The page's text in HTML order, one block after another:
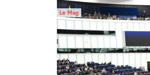
Le Mag